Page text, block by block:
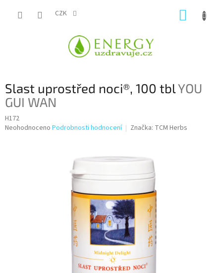
CZK
Slast uprostřed noci®, 100 tblYOU
GUI WAN
H172
Průměrné
Neohodnoceno Podrobnosti hodnocení Značka: TCM Herbs